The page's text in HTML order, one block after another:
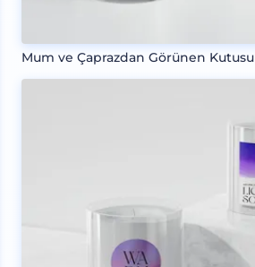
Mum ve Çaprazdan Görünen Kutusu